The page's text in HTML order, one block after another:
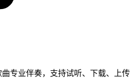
专业伴奏，支持试听、下载、上传